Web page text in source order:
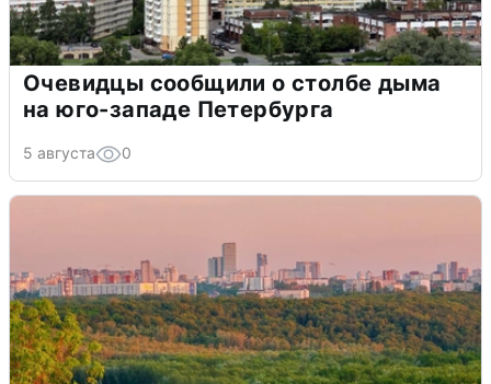
Очевидцы сообщили о столбе дыма
на юго-западе Петербурга
5 августа 0